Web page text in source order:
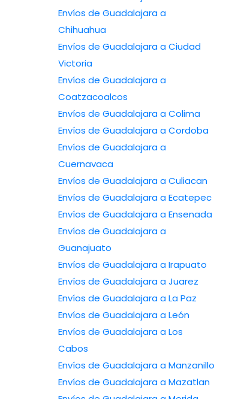
Envíos de Guadalajara a
Chihuahua
Envíos de Guadalajara a Ciudad
Victoria
Envíos de Guadalajara a
Coatzacoalcos
Envíos de Guadalajara a Colima
Envíos de Guadalajara a Cordoba
Envíos de Guadalajara a
Cuernavaca
Envíos de Guadalajara a Culiacan
Envíos de Guadalajara a Ecatepec
Envíos de Guadalajara a Ensenada
Envíos de Guadalajara a
Guanajuato
Envíos de Guadalajara a Irapuato
Envíos de Guadalajara a Juarez
Envíos de Guadalajara a La Paz
Envíos de Guadalajara a León
Envíos de Guadalajara a Los
Cabos
Envíos de Guadalajara a Manzanillo
Envíos de Guadalajara a Mazatlan